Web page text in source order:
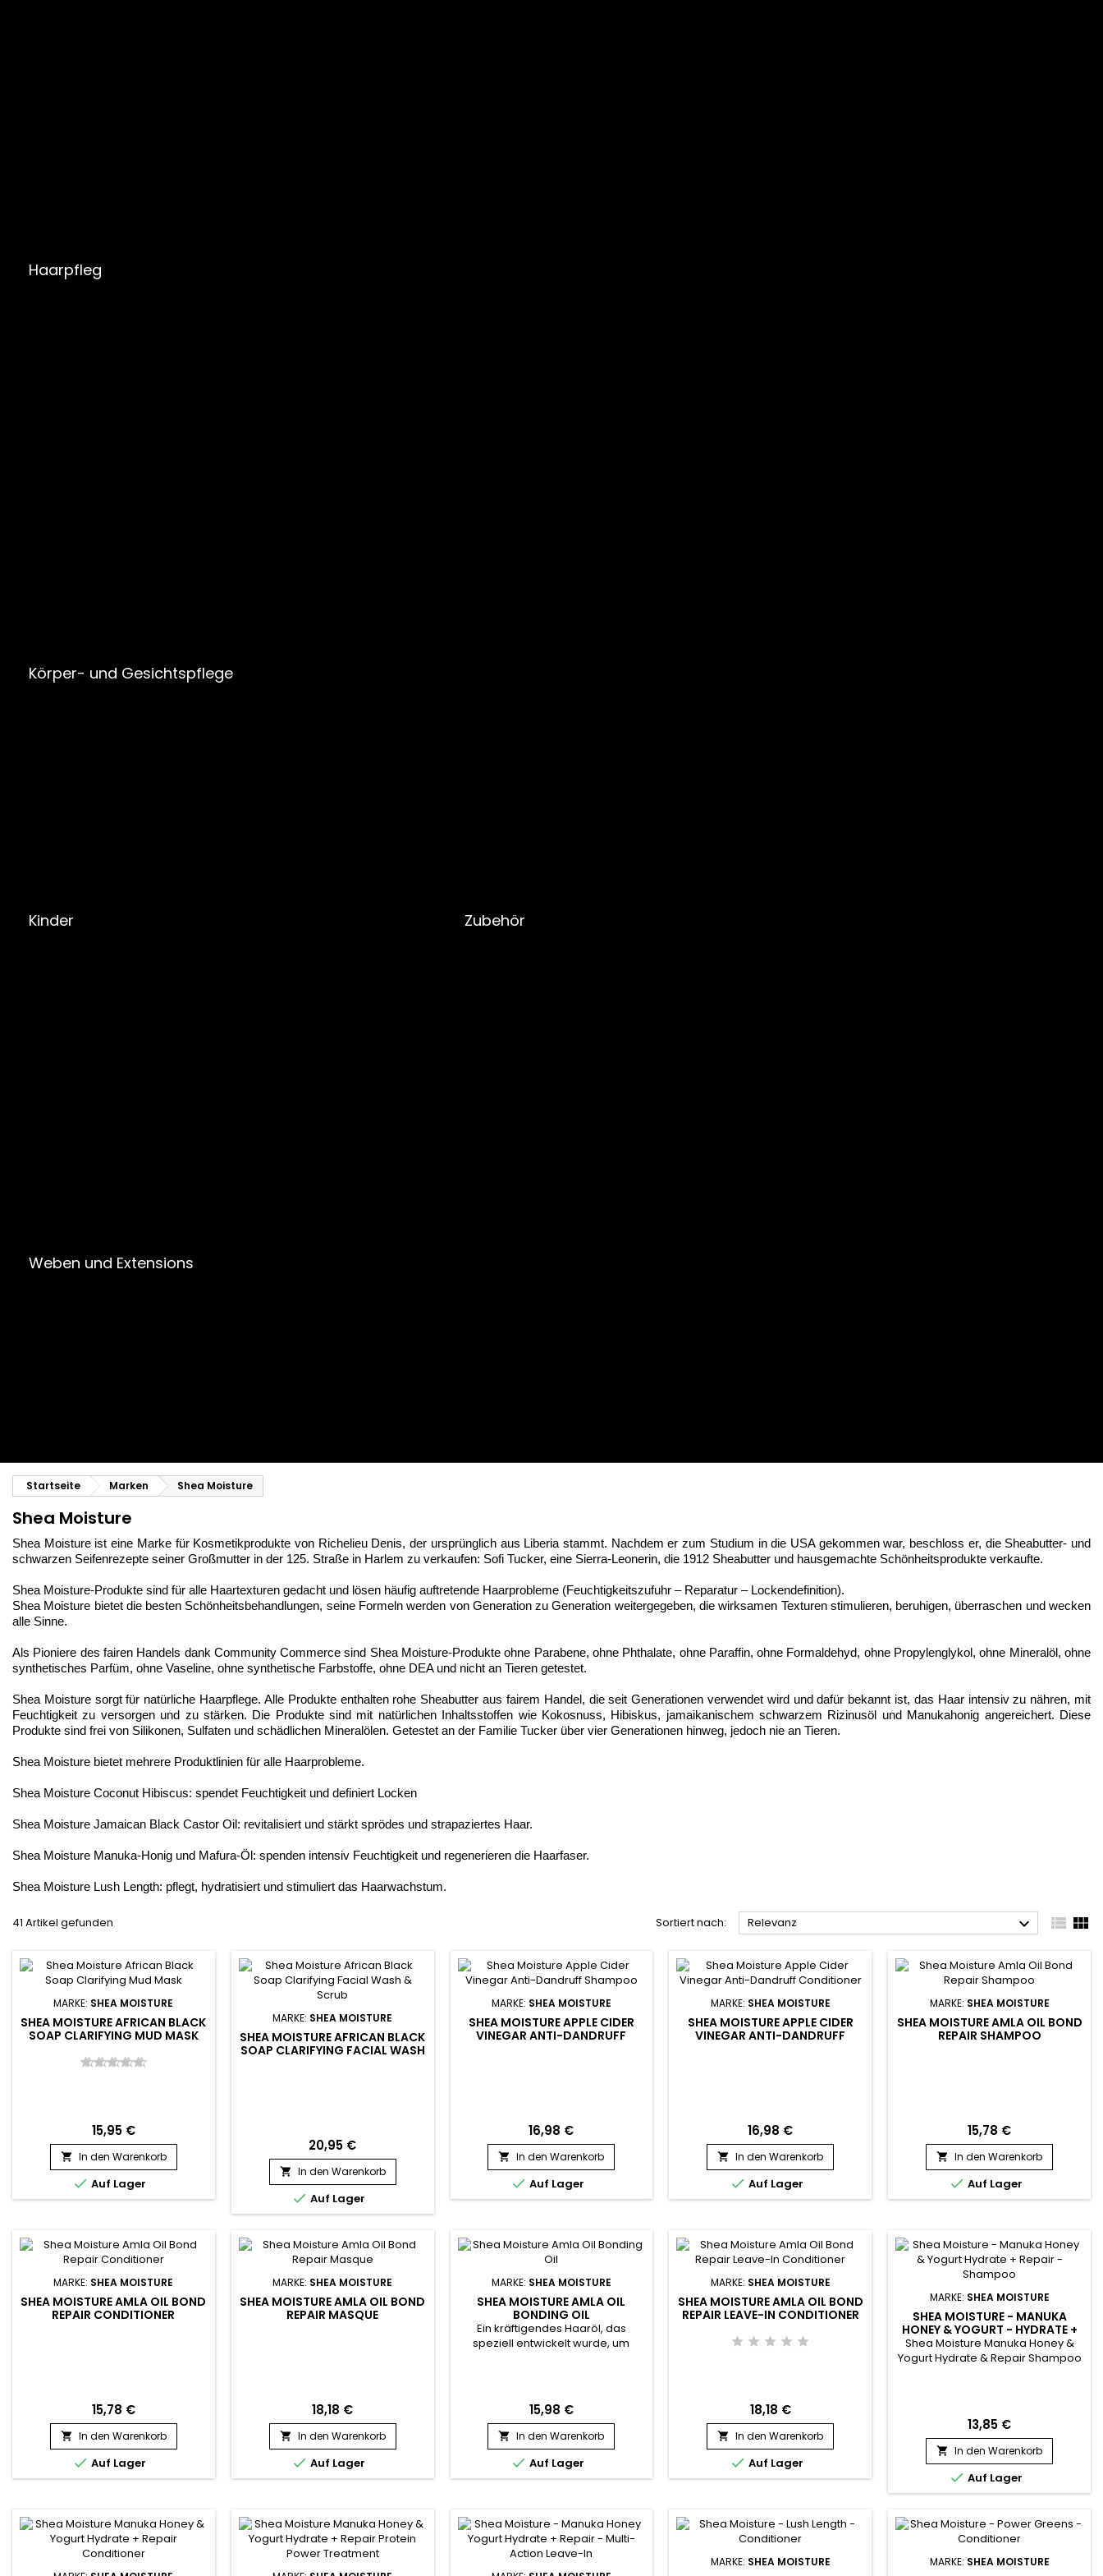
Haarpfleg
Körper- und Gesichtspflege
Kinder Zubehör
Weben und Extensions
Startseite Marken Shea Moisture
Shea Moisture
Shea Moisture ist eine Marke für Kosmetikprodukte von Richelieu Denis, der ursprünglich aus Liberia stammt. Nachdem er zum Studium in die USA gekommen war, beschloss er, die Sheabutter- und
schwarzen Seifenrezepte seiner Großmutter in der 125. Straße in Harlem zu verkaufen: Sofi Tucker, eine Sierra-Leonerin, die 1912 Sheabutter und hausgemachte Schönheitsprodukte verkaufte.
Shea Moisture-Produkte sind für alle Haartexturen gedacht und lösen häufig auftretende Haarprobleme (Feuchtigkeitszufuhr – Reparatur – Lockendefinition).
Shea Moisture bietet die besten Schönheitsbehandlungen, seine Formeln werden von Generation zu Generation weitergegeben, die wirksamen Texturen stimulieren, beruhigen, überraschen und wecken
alle Sinne.
Als Pioniere des fairen Handels dank Community Commerce sind Shea Moisture-Produkte ohne Parabene, ohne Phthalate, ohne Paraffin, ohne Formaldehyd, ohne Propylenglykol, ohne Mineralöl, ohne
synthetisches Parfüm, ohne Vaseline, ohne synthetische Farbstoffe, ohne DEA und nicht an Tieren getestet.
Shea Moisture sorgt für natürliche Haarpflege. Alle Produkte enthalten rohe Sheabutter aus fairem Handel, die seit Generationen verwendet wird und dafür bekannt ist, das Haar intensiv zu nähren, mit
Feuchtigkeit zu versorgen und zu stärken. Die Produkte sind mit natürlichen Inhaltsstoffen wie Kokosnuss, Hibiskus, jamaikanischem schwarzem Rizinusöl und Manukahonig angereichert. Diese
Produkte sind frei von Silikonen, Sulfaten und schädlichen Mineralölen. Getestet an der Familie Tucker über vier Generationen hinweg, jedoch nie an Tieren.
Shea Moisture bietet mehrere Produktlinien für alle Haarprobleme.
Shea Moisture Coconut Hibiscus: spendet Feuchtigkeit und definiert Locken
Shea Moisture Jamaican Black Castor Oil: revitalisiert und stärkt sprödes und strapaziertes Haar.
Shea Moisture Manuka-Honig und Mafura-Öl: spenden intensiv Feuchtigkeit und regenerieren die Haarfaser.
Shea Moisture Lush Length: pflegt, hydratisiert und stimuliert das Haarwachstum.
41 Artikel gefunden Sortiert nach: Relevanz   
MARKE: SHEA MOISTURE
SHEA MOISTURE AFRICAN BLACK
SOAP CLARIFYING MUD MASK
15,95 €
 In den Warenkorb
 Auf Lager
MARKE: SHEA MOISTURE
SHEA MOISTURE AFRICAN BLACK
SOAP CLARIFYING FACIAL WASH
20,95 €
 In den Warenkorb
 Auf Lager
MARKE: SHEA MOISTURE
SHEA MOISTURE APPLE CIDER
VINEGAR ANTI-DANDRUFF
16,98 €
 In den Warenkorb
 Auf Lager
MARKE: SHEA MOISTURE
SHEA MOISTURE APPLE CIDER
VINEGAR ANTI-DANDRUFF
16,98 €
 In den Warenkorb
 Auf Lager
MARKE: SHEA MOISTURE
SHEA MOISTURE AMLA OIL BOND
REPAIR SHAMPOO
15,78 €
 In den Warenkorb
 Auf Lager
MARKE: SHEA MOISTURE
SHEA MOISTURE AMLA OIL BOND
REPAIR CONDITIONER
15,78 €
 In den Warenkorb
 Auf Lager
MARKE: SHEA MOISTURE
SHEA MOISTURE AMLA OIL BOND
REPAIR MASQUE
18,18 €
 In den Warenkorb
 Auf Lager
MARKE: SHEA MOISTURE
SHEA MOISTURE AMLA OIL
BONDING OIL
Ein kräftigendes Haaröl, das
speziell entwickelt wurde, um
mit Amla-Öl, das für seine
regenerierenden und
antioxidativen Eigenschaften
bekannt ist, stärkt Shea Moisture
Amla Oil Bonding Oil gespaltene
Spitzen, reduziert wirksam Frizz
15,98 €
 In den Warenkorb
 Auf Lager
MARKE: SHEA MOISTURE
SHEA MOISTURE AMLA OIL BOND
REPAIR LEAVE-IN CONDITIONER
18,18 €
 In den Warenkorb
 Auf Lager
MARKE: SHEA MOISTURE
SHEA MOISTURE - MANUKA
HONEY & YOGURT - HYDRATE +
REPAIR - SHAMPOO
Shea Moisture Manuka Honey &
Yogurt Hydrate & Repair Shampoo
Feuchtigkeit, verleiht Glanz und
nährt das Haar dank seiner
Inhaltsstoffe wie Sheabutter und
Manuka-Honig, die für ihre ultra-
feuchtigkeitsspendenden
Eigenschaften bekannt sind. Anti-
13,85 €
 In den Warenkorb
 Auf Lager
MARKE: SHEA MOISTURE MARKE: SHEA MOISTURE